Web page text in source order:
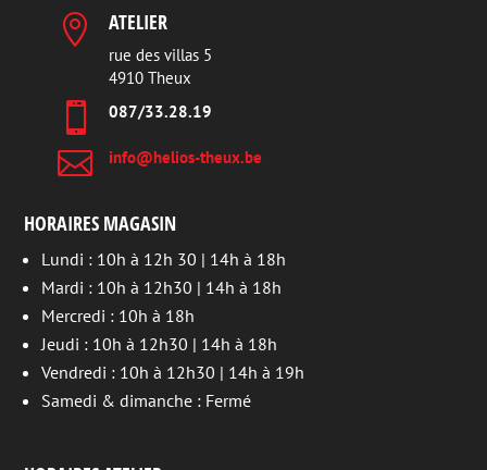
 ATELIER
rue des villas 5
4910 Theux
 087/33.28.19
 info@helios-theux.be
HORAIRES MAGASIN
Lundi : 10h à 12h 30 | 14h à 18h
Mardi : 10h à 12h30 | 14h à 18h
Mercredi : 10h à 18h
Jeudi : 10h à 12h30 | 14h à 18h
Vendredi : 10h à 12h30 | 14h à 19h
Samedi & dimanche : Fermé